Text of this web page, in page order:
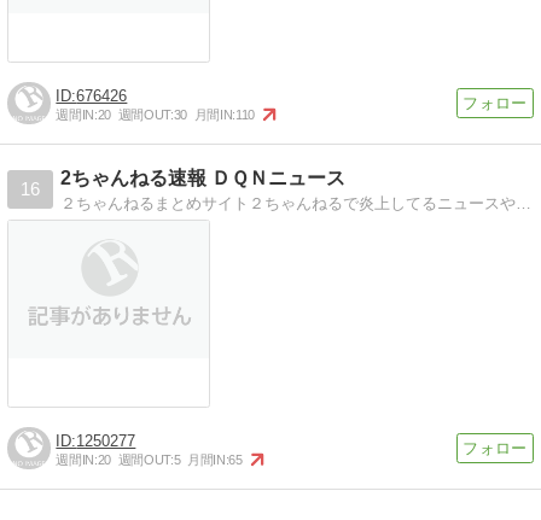
676426
週間IN:20 週間OUT:30 月間IN:110
16
2ちゃんねる速報 ＤＱＮニュース
２ちゃんねるまとめサイト２ちゃんねるで炎上してるニュースや話題のニュース、面白いニュース、時事ネタを紹介
1250277
週間IN:20 週間OUT:5 月間IN:65